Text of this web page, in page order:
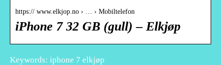
https:// www.elkjop.no › … › Mobiltelefon
iPhone 7 32 GB (gull) – Elkjøp
Keywords: iphone 7 elkjøp